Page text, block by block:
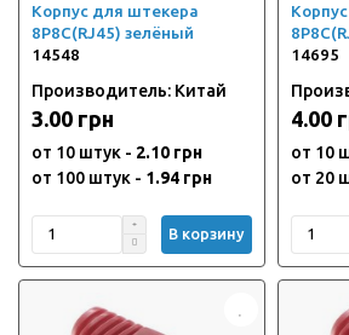
Корпус для штекера
8P8C(RJ45) зелёный
14548
Производитель: Китай
3.00 грн
от 10 штук - 2.10 грн
от 100 штук - 1.94 грн
В корзину
14695
4.00
от 10
от 20